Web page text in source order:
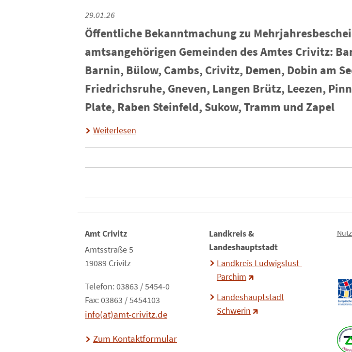
29.01.26
Öffentliche Bekanntmachung zu
amtsangehörigen Gemeinden des Amtes Crivitz:
Barnin, Bülow, Cambs, Crivitz, Demen, Dobin am
Friedrichsruhe, Gneven, Langen Brütz, Leezen,
Plate, Raben Steinfeld, Sukow, Tramm und Zapel
Weiterlesen
Amt Crivitz
Amtsstraße 5
19089 Crivitz
Telefon: 03863 / 5454-0
Fax: 03863 / 5454103
info(at)amt-crivitz.de
Zum Kontaktformular
Landkreis &
Landeshauptstadt
Landkreis Ludwigslust-
Parchim
Landeshauptstadt
Schwerin